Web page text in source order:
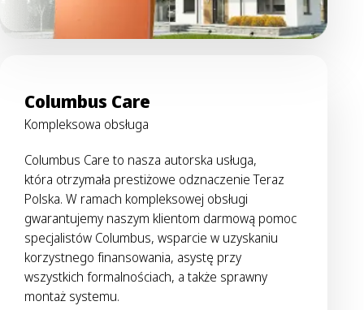
Columbus Care
Kompleksowa obsługa
Columbus Care to nasza autorska usługa,
która otrzymała prestiżowe odznaczenie Teraz
Polska. W ramach kompleksowej obsługi
gwarantujemy naszym klientom darmową pomoc
specjalistów Columbus, wsparcie w uzyskaniu
korzystnego finansowania, asystę przy
wszystkich formalnościach, a także sprawny
montaż systemu.